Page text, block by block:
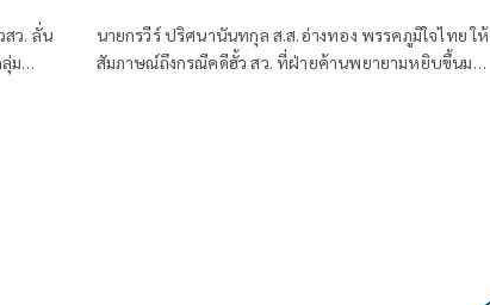
สว. ลั่น
ม
นายกรวีร์ ปริศนานันทกุล ส.ส.อ่างทอง พรรคภูมิใจไทย ให้
สัมภาษณ์ถึงกรณีคดีฮั้ว สว. ที่ฝ่ายค้านพยายามหยิบขึ้นมา